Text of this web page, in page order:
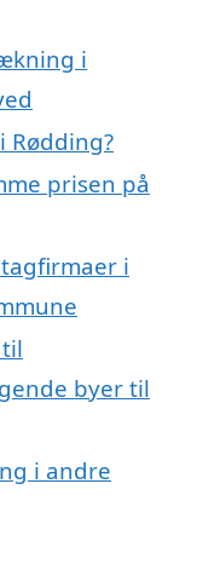
i
prisen på
i
byer til
i andre